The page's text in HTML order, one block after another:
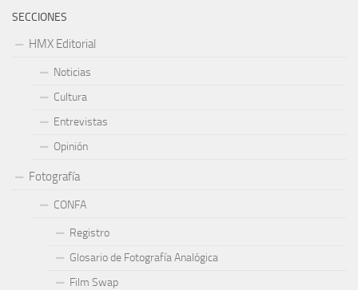
SECCIONES
HMX Editorial
Noticias
Cultura
Entrevistas
Opinión
Fotografía
CONFA
Registro
Glosario de Fotografía Analógica
Film Swap